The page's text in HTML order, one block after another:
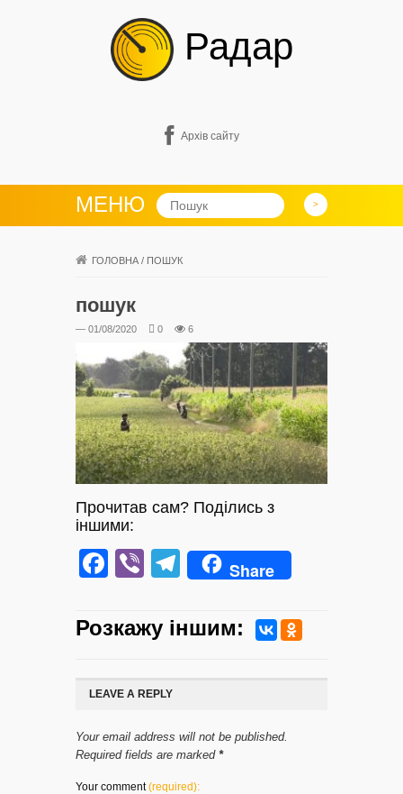
Радар
Архів сайту
МЕНЮ
ГОЛОВНА / ПОШУК
пошук
— 01/08/2020 0 6
Прочитав сам? Поділись з
іншими:
Facebook
ViberTelegram
Share
Розкажу iншим:
LEAVE A REPLY
Your email address will not be published.
Required fields are marked *
Your comment(required):